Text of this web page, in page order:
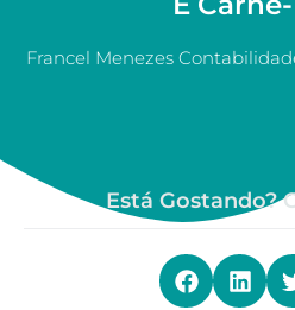
Francel Menezes
Está Gostando?